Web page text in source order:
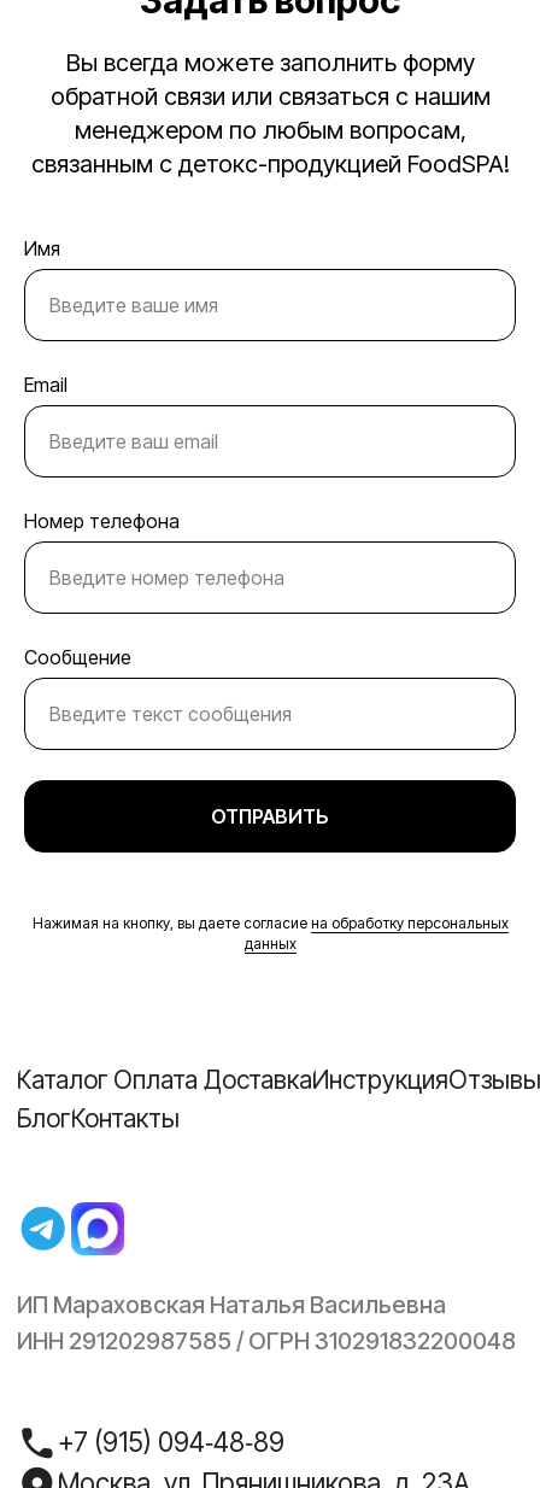
Вы всегда можете заполнить форму
обратной связи или связаться с нашим
менеджером по любым вопросам,
связанным с детокс-продукцией FoodSPA!
Имя
Email
Номер телефона
Сообщение
ОТПРАВИТЬ
Нажимая на кнопку, вы даете согласие на обработку персональных
данных